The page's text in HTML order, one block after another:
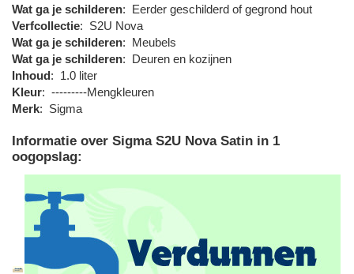
Wat ga je schilderen: Eerder geschilderd of gegrond hout
Verfcollectie: S2U Nova
Wat ga je schilderen: Meubels
Wat ga je schilderen: Deuren en kozijnen
Inhoud: 1.0 liter
Kleur: ---------Mengkleuren
Merk: Sigma
Informatie over Sigma S2U Nova Satin in 1
oogopslag: